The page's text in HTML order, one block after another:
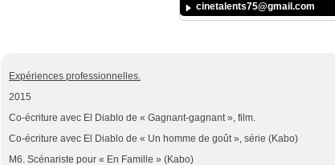
cinetalents75@gmail.com
Expériences professionnelles.
2015
Co-écriture avec El Diablo de « Gagnant-gagnant », film.
Co-écriture avec El Diablo de « Un homme de goût », série (Kabo)
M6. Scénariste pour « En Famille » (Kabo)